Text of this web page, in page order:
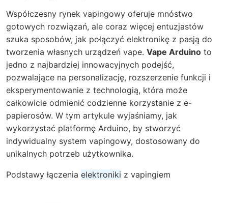
Współczesny rynek vapingowy oferuje mnóstwo
gotowych rozwiązań, ale coraz więcej entuzjastów
szuka sposobów, jak połączyć elektronikę z pasją do
tworzenia własnych urządzeń vape. Vape Arduino to
jedno z najbardziej innowacyjnych podejść,
pozwalające na personalizację, rozszerzenie funkcji i
eksperymentowanie z technologią, która może
całkowicie odmienić codzienne korzystanie z e-
papierosów. W tym artykule wyjaśniamy, jak
wykorzystać platformę Arduino, by stworzyć
indywidualny system vapingowy, dostosowany do
unikalnych potrzeb użytkownika.
Podstawy łączenia elektroniki z vapingiem